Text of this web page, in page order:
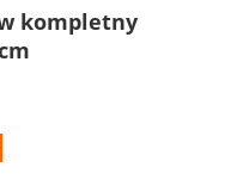
kompletny